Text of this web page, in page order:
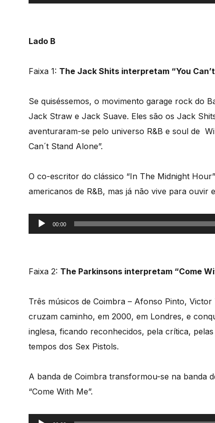
de
Lado B
Faixa 1: The Jack Shits interpretam “You
Se quiséssemos, o movimento garage rock do
Jack Straw e Jack Suave. Eles são os Jack
aventuraram-se pelo universo R&B e soul de
Can´t Stand Alone”.
O co-escritor do clássico “In The Midnight
americanos de R&B, mas já não vive para ouvir
Reprodutor
de
00:00
Faixa 2: The Parkinsons interpretam “Come
Três músicos de Coimbra – Afonso Pinto,
cruzam caminho, em 2000, em Londres, e
inglesa, ficando reconhecidos, pela crítica,
tempos dos Sex Pistols.
A banda de Coimbra transformou-se na banda
“Come With Me”.
Reprodutor